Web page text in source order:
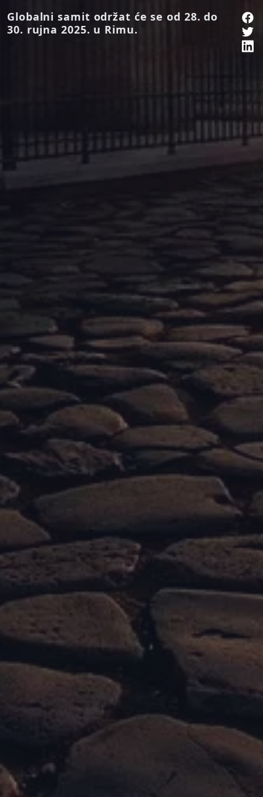
Globalni samit održat će se od 28. do
30. rujna 2025. u Rimu.